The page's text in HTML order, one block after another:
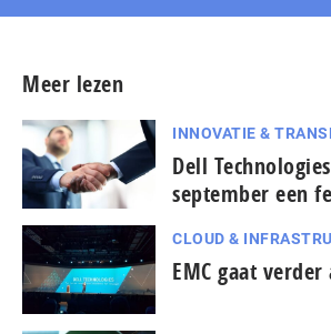
Meer lezen
INNOVATIE &
Dell
september een
CLOUD &
EMC gaat verder